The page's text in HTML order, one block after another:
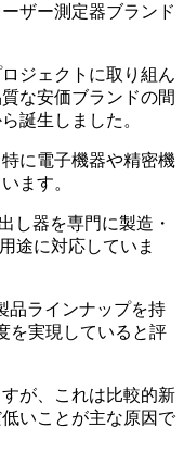
ザー測定器ブランド
ジェクトに取り組ん
な安価ブランドの間
誕生しました。
に電子機器や精密機
ます。
し器を専門に製造・
途に対応していま
品ラインナップを持
を実現していると評
が、これは比較的新
いことが主な原因で